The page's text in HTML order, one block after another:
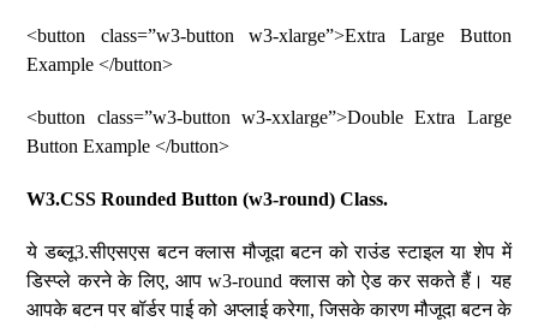
<button class=”w3-button w3-xlarge”>Extra Large Button
Example </button>
<button class=”w3-button w3-xxlarge”>Double Extra Large
Button Example </button>
W3.CSS Rounded Button (w3-round) Class.
ये डब्लू3.सीएसएस बटन क्लास मौजूदा बटन को राउंड स्टाइल या शेप में
डिस्प्ले करने के लिए, आप w3-round क्लास को ऐड कर सकते हैं। यह
आपके बटन पर बॉर्डर पाई को अप्लाई करेगा, जिसके कारण मौजूदा बटन के